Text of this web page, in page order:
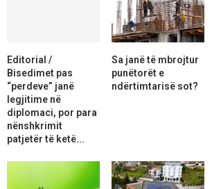
Editorial /
Bisedimet pas
“perdeve” janë
legjitime në
diplomaci, por para
nënshkrimit
patjetër të ketë...
Sa janë të mbrojtur
punëtorët e
ndërtimtarisë sot?